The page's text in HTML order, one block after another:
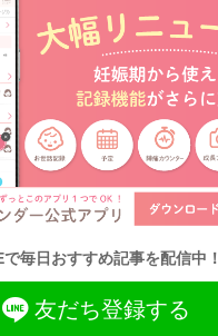
で毎日おすすめ記事を配信中！
友だち登録する